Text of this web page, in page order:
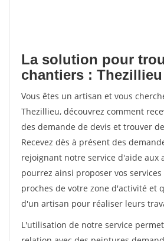
La solution pour
chantiers : Thezillieu
Vous êtes un artisan et vous
Thezillieu, découvrez comment
des demande de devis et trouver
Recevez dès à présent des
rejoignant notre service d'aide aux
pourrez ainsi proposer vos
proches de votre zone d'activité et
d'un artisan pour réaliser leurs
L'utilisation de notre service